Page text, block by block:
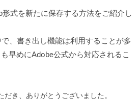
式を新たに保存する方法をご紹介し
、書き出し機能は利用することが多
早めにAdobe公式から対応されるこ
だき、ありがとうございました。